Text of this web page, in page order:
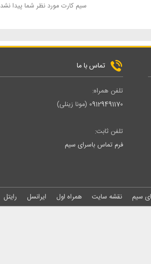
سیم کارت مورد نظر شما پیدا نشد
تماس با ما
تلفن همراه:
09129491170 (مونا زینلی)
تلفن ثابت:
فرم تماس باسرای سیم
سیم نقشه سایت همراه اول ایرانسل رایتل